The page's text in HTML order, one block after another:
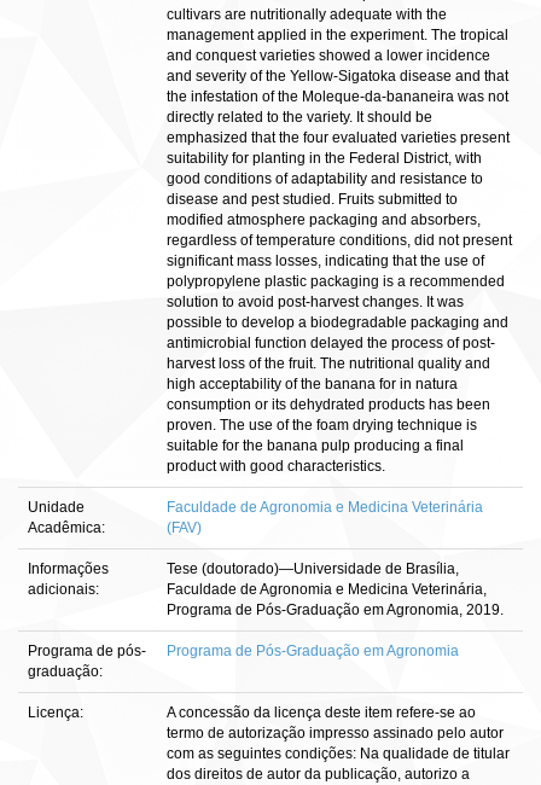
cultivars are nutritionally adequate with the
management applied in the experiment. The tropical
and conquest varieties showed a lower incidence
and severity of the Yellow-Sigatoka disease and that
the infestation of the Moleque-da-bananeira was not
directly related to the variety. It should be
emphasized that the four evaluated varieties present
suitability for planting in the Federal District, with
good conditions of adaptability and resistance to
disease and pest studied. Fruits submitted to
modified atmosphere packaging and absorbers,
regardless of temperature conditions, did not present
significant mass losses, indicating that the use of
polypropylene plastic packaging is a recommended
solution to avoid post-harvest changes. It was
possible to develop a biodegradable packaging and
antimicrobial function delayed the process of post-
harvest loss of the fruit. The nutritional quality and
high acceptability of the banana for in natura
consumption or its dehydrated products has been
proven. The use of the foam drying technique is
suitable for the banana pulp producing a final
product with good characteristics.
Unidade
Acadêmica:
Faculdade de Agronomia e Medicina Veterinária
(FAV)
Informações
adicionais:
Tese (doutorado)—Universidade de Brasília,
Faculdade de Agronomia e Medicina Veterinária,
Programa de Pós-Graduação em Agronomia, 2019.
Programa de pós-
graduação:
Programa de Pós-Graduação em Agronomia
Licença:
A concessão da licença deste item refere-se ao
termo de autorização impresso assinado pelo autor
com as seguintes condições: Na qualidade de titular
dos direitos de autor da publicação, autorizo a